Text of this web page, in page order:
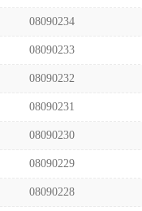
08090234
08090233
08090232
08090231
08090230
08090229
08090228